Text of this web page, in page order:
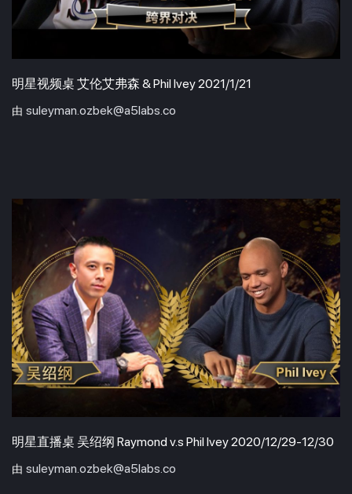
明星视频桌 艾伦艾弗森 & Phil Ivey 2021/1/21
由 suleyman.ozbek@a5labs.co
明星直播桌 吴绍纲 Raymond v.s Phil Ivey 2020/12/29-12/30
由 suleyman.ozbek@a5labs.co